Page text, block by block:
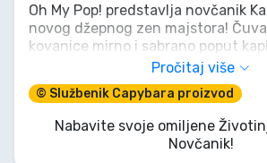
Oh My Pop! predstavlja novčanik
novog džepnog zen majstora!
kovanice mirno i sabrano poput
odmara u termalnom izvoru. Ovaj
samo nevjerojatno sladak; on je
način za nošenje vaših potrepština.
prihvatiti kapibarski način života
preslatku organizaciju? Zgrabite
lice i neka dobre vibracije (i
Pročitaj više
© Službenik Capybara proizvod
Nabavite svoje omiljene
Novčanik!